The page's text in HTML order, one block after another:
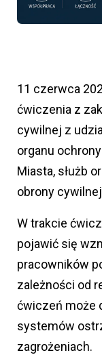
11 czerwca
ćwiczenia z
cywilnej z
organu
Miasta, służb
obrony
W trakcie
pojawić się
pracowników
zależności od
ćwiczeń może
systemów
zagrożeniach.